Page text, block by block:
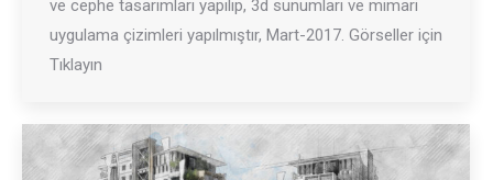
ve cephe tasarımları yapılıp, 3d sunumları ve mimari
uygulama çizimleri yapılmıştır, Mart-2017. Görseller için
Tıklayın